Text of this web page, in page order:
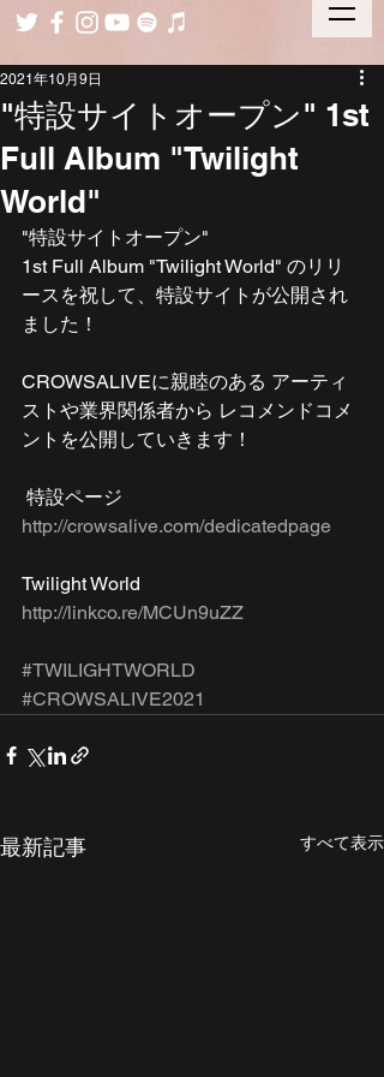
"特設サイトオープン" 1st
Full Album "Twilight
World"
2021年10月9日
"特設サイトオープン"
1st Full Album "Twilight World" のリリ
ースを祝して、特設サイトが公開され
ました！
CROWSALIVEに親睦のある アーティ
ストや業界関係者から レコメンドコメ
ントを公開していきます！
特設ページ
http://crowsalive.com/dedicatedpage
Twilight World
http://linkco.re/MCUn9uZZ
#TWILIGHTWORLD
#CROWSALIVE2021
最新記事 すべて表示